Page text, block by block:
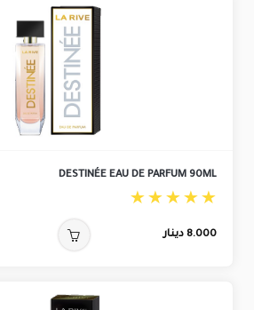
DESTINÉE EAU DE PARFUM 90ML
8.000 دينار